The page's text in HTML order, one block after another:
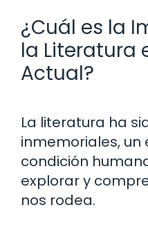
¿Cuál es la
la Literatura
Actual?
La literatura ha
inmemoriales, un
condición
explorar y
nos rodea.